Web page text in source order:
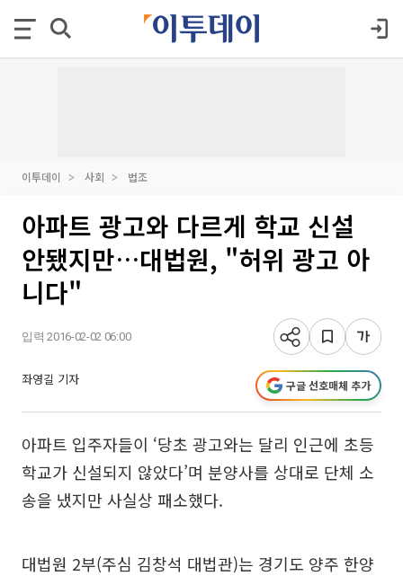
이투데이 사회 법조
아파트 광고와 다르게 학교 신설
안됐지만…대법원, "허위 광고 아
니다"
입력 2016-02-02 06:00
좌영길 기자 구글 선호매체 추가
아파트 입주자들이 ‘당초 광고와는 달리 인근에 초등
학교가 신설되지 않았다’며 분양사를 상대로 단체 소
송을 냈지만 사실상 패소했다.
대법원 2부(주심 김창석 대법관)는 경기도 양주 한양